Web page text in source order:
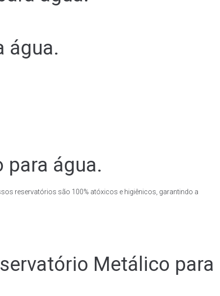
água.
para água.
reservatórios são 100% atóxicos e higiênicos, garantindo a
Metálico para